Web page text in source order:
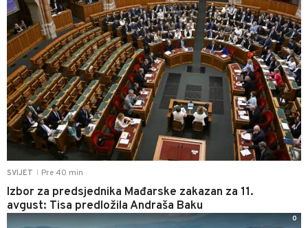
SVIJET Pre 40 min
Izbor za predsjednika Mađarske zakazan za 11.
avgust: Tisa predložila Andraša Baku
0